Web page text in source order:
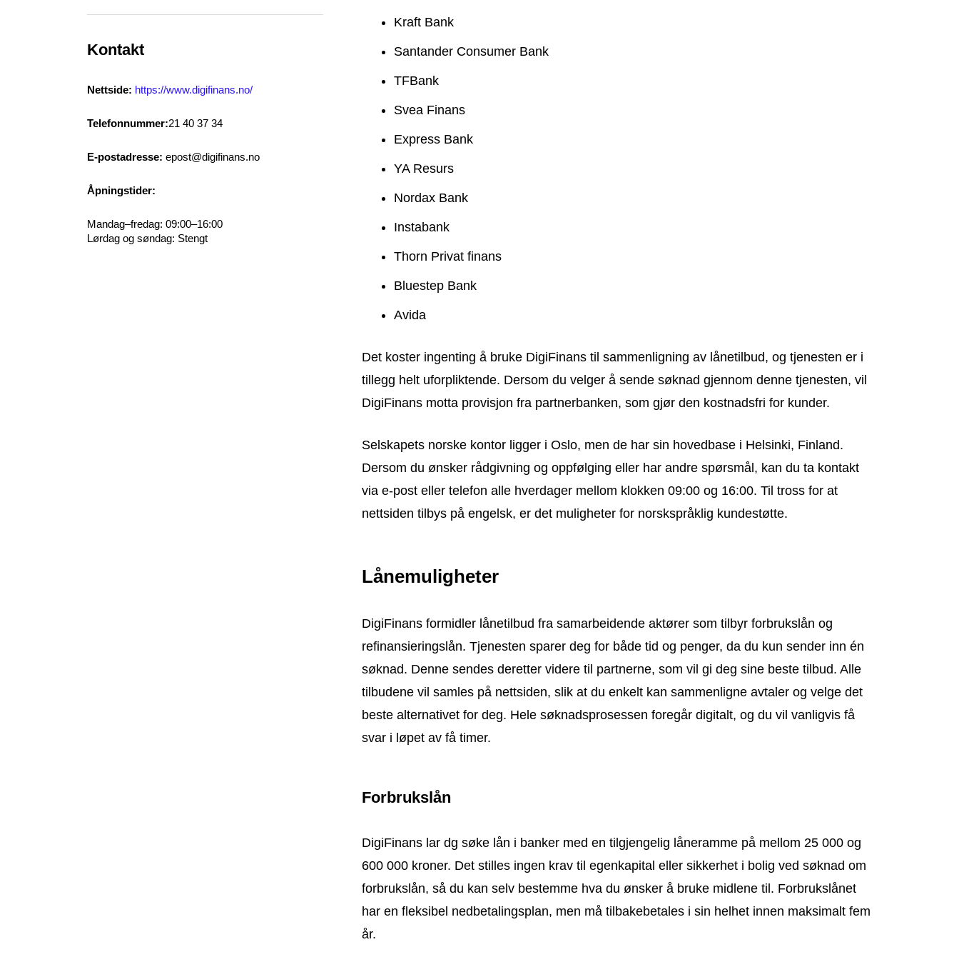
Kontakt
Nettside: https://www.digifinans.no/
Telefonnummer:21 40 37 34
E-postadresse: epost@digifinans.no
Åpningstider:
Mandag–fredag: 09:00–16:00
Lørdag og søndag: Stengt
Kraft Bank
Santander Consumer Bank
TFBank
Svea Finans
Express Bank
YA Resurs
Nordax Bank
Instabank
Thorn Privat finans
Bluestep Bank
Avida
Det koster ingenting å bruke DigiFinans til sammenligning av lånetilbud, og tjenesten er i
tillegg helt uforpliktende. Dersom du velger å sende søknad gjennom denne tjenesten, vil
DigiFinans motta provisjon fra partnerbanken, som gjør den kostnadsfri for kunder.
Selskapets norske kontor ligger i Oslo, men de har sin hovedbase i Helsinki, Finland.
Dersom du ønsker rådgivning og oppfølging eller har andre spørsmål, kan du ta kontakt
via e-post eller telefon alle hverdager mellom klokken 09:00 og 16:00. Til tross for at
nettsiden tilbys på engelsk, er det muligheter for norskspråklig kundestøtte.
Lånemuligheter
DigiFinans formidler lånetilbud fra samarbeidende aktører som tilbyr forbrukslån og
refinansieringslån. Tjenesten sparer deg for både tid og penger, da du kun sender inn én
søknad. Denne sendes deretter videre til partnerne, som vil gi deg sine beste tilbud. Alle
tilbudene vil samles på nettsiden, slik at du enkelt kan sammenligne avtaler og velge det
beste alternativet for deg. Hele søknadsprosessen foregår digitalt, og du vil vanligvis få
svar i løpet av få timer.
Forbrukslån
DigiFinans lar dg søke lån i banker med en tilgjengelig låneramme på mellom 25 000 og
600 000 kroner. Det stilles ingen krav til egenkapital eller sikkerhet i bolig ved søknad om
forbrukslån, så du kan selv bestemme hva du ønsker å bruke midlene til. Forbrukslånet
har en fleksibel nedbetalingsplan, men må tilbakebetales i sin helhet innen maksimalt fem
år.